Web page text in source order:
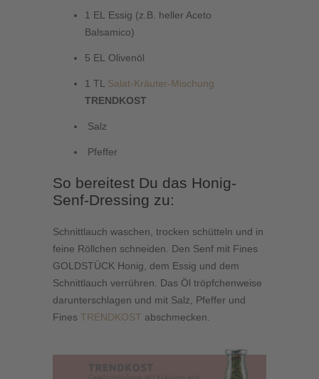
1 EL Essig (z.B. heller Aceto
Balsamico)
5 EL Olivenöl
1 TL Salat-Kräuter-Mischung
TRENDKOST
Salz
Pfeffer
So bereitest Du das Honig-
Senf-Dressing zu:
Schnittlauch waschen, trocken schütteln und in
feine Röllchen schneiden. Den Senf mit Fines
GOLDSTÜCK Honig, dem Essig und dem
Schnittlauch verrühren. Das Öl tröpfchenweise
darunterschlagen und mit Salz, Pfeffer und
Fines TRENDKOST abschmecken.